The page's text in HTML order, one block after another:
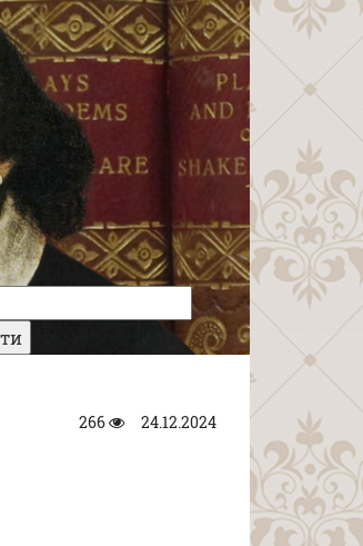
24.12.2024
266